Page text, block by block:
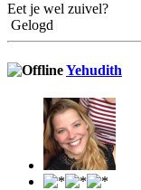
Eet je wel zuivel?
Gelogd
Yehudith